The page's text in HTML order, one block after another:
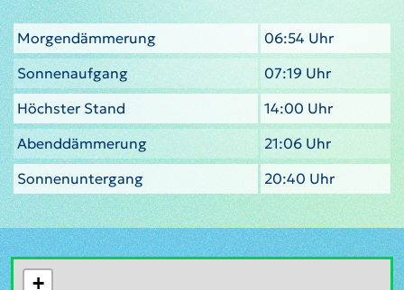
Morgendämmerung
06:54 Uhr
Sonnenaufgang
07:19 Uhr
Höchster Stand
14:00 Uhr
Abenddämmerung
21:06 Uhr
Sonnenuntergang
20:40 Uhr
+